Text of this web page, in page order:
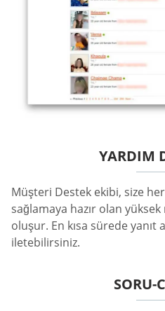
YARDIM
Müşteri Destek ekibi, size
sağlamaya hazır olan
oluşur. En kısa sürede yanıt
iletebilirsiniz.
SORU-